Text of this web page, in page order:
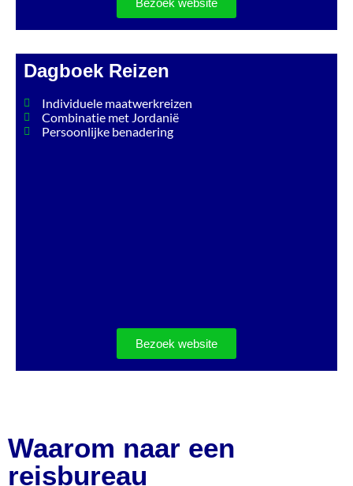
Dagboek Reizen
Individuele maatwerkreizen
Combinatie met Jordanië
Persoonlijke benadering
Bezoek website
Waarom naar een
reisbureau